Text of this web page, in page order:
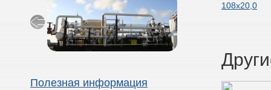
Полезная информация
108х20,0